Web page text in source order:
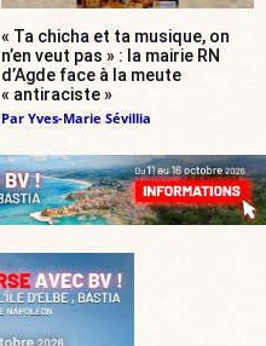
« Ta chicha et ta musique, on
n’en veut pas » : la mairie RN
d’Agde face à la meute
« antiraciste »
Par Yves-Marie Sévillia